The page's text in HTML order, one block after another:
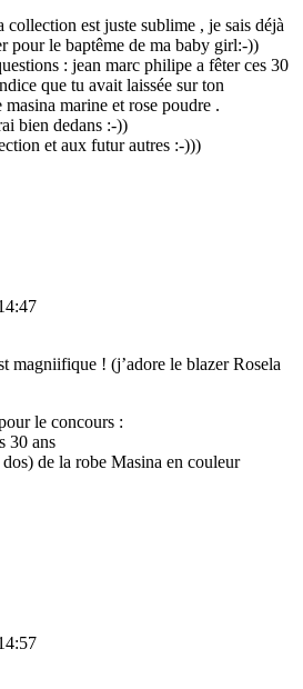
collection est juste sublime , je sais déjà
pour le baptême de ma baby girl:-))
: jean marc philipe a fêter ces 30
que tu avait laissée sur ton
masina marine et rose poudre .
bien dedans :-))
et aux futur autres :-)))
magniifique ! (j’adore le blazer Rosela
le concours :
30 ans
de la robe Masina en couleur